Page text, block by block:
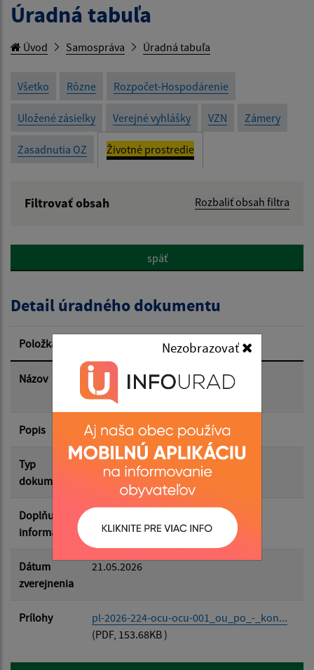
Nezobrazovať
Úradná tabuľa
Úvod Samospráva Úradná tabuľa
Všetko Rôzne Rozpočet-Hospodárenie
Uložené zásielky Verejné vyhlášky VZN Zámery
Zasadnutia OZ Životné prostredie
Filtrovať obsah Rozbaliť obsah filtra
Popis:
Dátum zverejnenia od:
Dátum zverejnenia do:
Filtrovať Reset
späť
Detail úradného dokumentu
Položka
Názov
Správa o hodnotení strategického
dokumentu
Popis
Typ
dokumentu
Životné prostredie
Doplňujúce
informácie
Dátum
zverejnenia
21.05.2026
Prílohy
pl-2026-224-ocu-ocu-001_ou_po_-_kon...
(PDF, 153.68KB )